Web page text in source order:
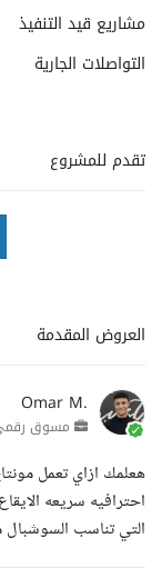
مشاريع قيد التنفيذ
التواصلات الجارية
تقدم للمشروع
العروض المقدمة
Omar M.
مسوق
هعلمك ازاي تعمل
احترافيه سريعه
التي تناسب